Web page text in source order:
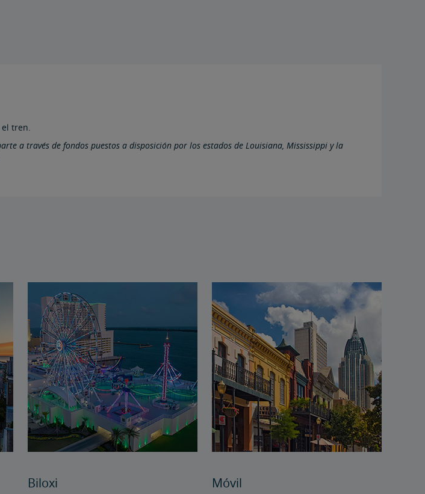
el tren.
a través de fondos puestos a disposición por los estados de Louisiana, Mississippi y la
Biloxi Móvil